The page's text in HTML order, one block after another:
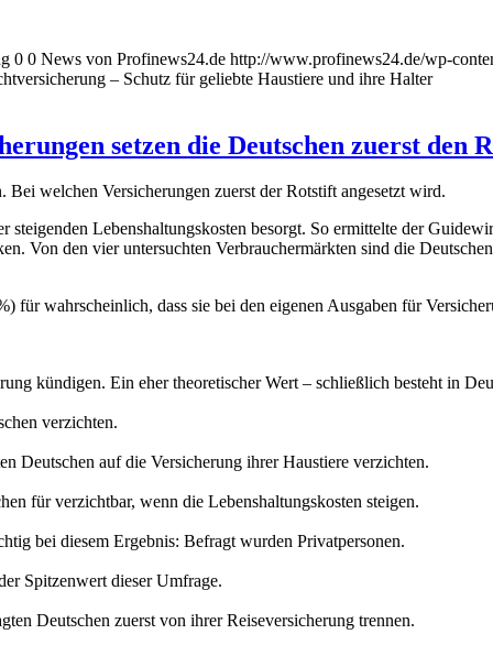
0 0 News von Profinews24.de http://www.profinews24.de/wp-
– Schutz für geliebte Haustiere und ihre Halter
setzen die Deutschen zuerst den
Bei welchen Versicherungen zuerst der Rotstift angesetzt wird.
Lebenshaltungskosten besorgt. So ermittelte der
Von den vier untersuchten Verbrauchermärkten sind die
wahrscheinlich, dass sie bei den eigenen Ausgaben für
kündigen. Ein eher theoretischer Wert – schließlich besteht in
verzichten.
Deutschen auf die Versicherung ihrer Haustiere verzichten.
für verzichtbar, wenn die Lebenshaltungskosten steigen.
bei diesem Ergebnis: Befragt wurden Privatpersonen.
Spitzenwert dieser Umfrage.
Deutschen zuerst von ihrer Reiseversicherung trennen.